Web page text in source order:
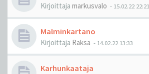
Kirjoittaja markusvalo - 15.02.22 22:21
Malminkartano
Kirjoittaja Raksa - 14.02.22 13:33
Karhunkaataja